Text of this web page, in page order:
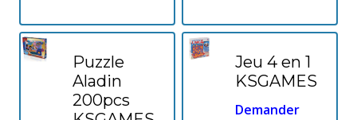
Puzzle
Aladin
200pcs
Jeu 4 en 1
KSGAMES
Demander